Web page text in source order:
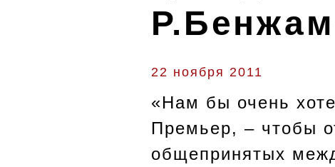
22 ноября 2011
«Нам бы очень
Премьер, – чтобы
общепринятых